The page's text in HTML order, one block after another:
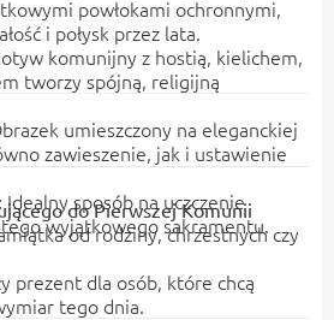
powłokami ochronnymi,
i połysk przez lata.
komunijny z hostią, kielichem,
tworzy spójną, religijną
umieszczony na eleganckiej
zawieszenie, jak i ustawienie
Idealny sposób na uczczenie
wyjątkowego sakramentu.
do Pierwszej Komunii
od rodziny, chrzestnych czy
prezent dla osób, które chcą
tego dnia.